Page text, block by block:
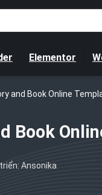
Elementor
and Book Online
Book
Ansonika